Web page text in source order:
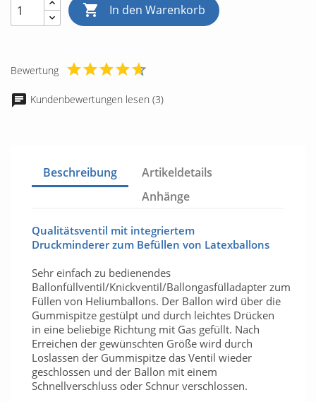
 In den Warenkorb
Bewertung
Kundenbewertungen lesen (3)
Beschreibung
Artikeldetails
Anhänge
Qualitätsventil mit integriertem
Druckmindererzum Befüllen von Latexballons
Sehr einfach zu bedienendes
Ballonfüllventil/Knickventil/Ballongasfülladapter zum
Füllen von Heliumballons. Der Ballon wird über die
Gummispitze gestülpt und durch leichtes Drücken
in eine beliebige Richtung mit Gas gefüllt. Nach
Erreichen der gewünschten Größe wird durch
Loslassen der Gummispitze das Ventil wieder
geschlossen und der Ballon mit einem
Schnellverschluss oder Schnur verschlossen.